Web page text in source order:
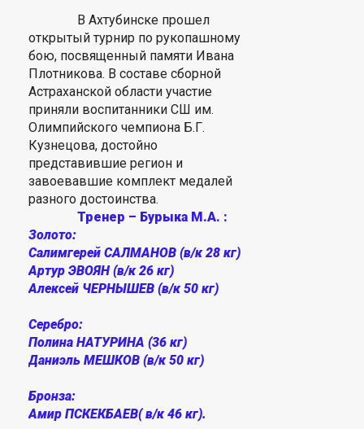
В Ахтубинске прошел
открытый турнир по рукопашному
бою, посвященный памяти Ивана
Плотникова. В составе сборной
Астраханской области участие
приняли воспитанники СШ им.
Олимпийского чемпиона Б.Г.
Кузнецова, достойно
представившие регион и
завоевавшие комплект медалей
разного достоинства.
Тренер – Бурыка М.А. :
Золото:
Салимгерей САЛМАНОВ (в/к 28 кг)
Артур ЭВОЯН (в/к 26 кг)
Алексей ЧЕРНЫШЕВ (в/к 50 кг)
Серебро:
Полина НАТУРИНА (36 кг)
Даниэль МЕШКОВ (в/к 50 кг)
Бронза:
Амир ПСКЕКБАЕВ( в/к 46 кг).⠀